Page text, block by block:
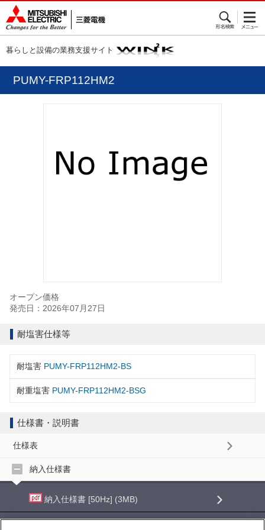
暮らしと設備の業務支援サイト
PUMY-FRP112HM2
オープン価格
発売日：2026年07月27日
耐塩害仕様等
耐塩害 PUMY-FRP112HM2-BS
耐重塩害 PUMY-FRP112HM2-BSG
仕様書・説明書
仕様表
納入仕様書
納入仕様書 [50Hz] (3MB)